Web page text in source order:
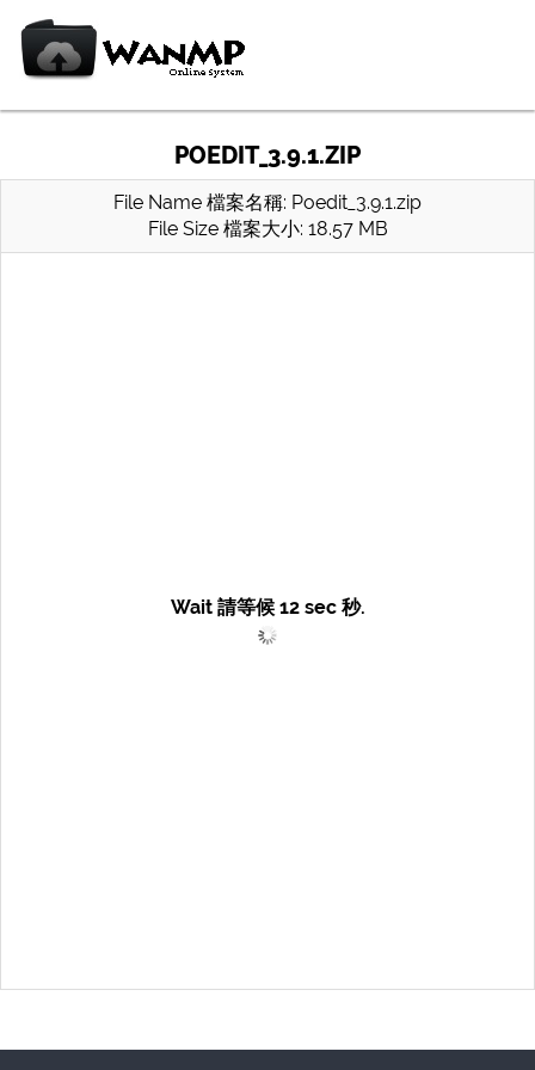
POEDIT_3.9.1.ZIP
File Name 檔案名稱: Poedit_3.9.1.zip
File Size 檔案大小: 18.57 MB
Wait 請等候 12sec 秒.